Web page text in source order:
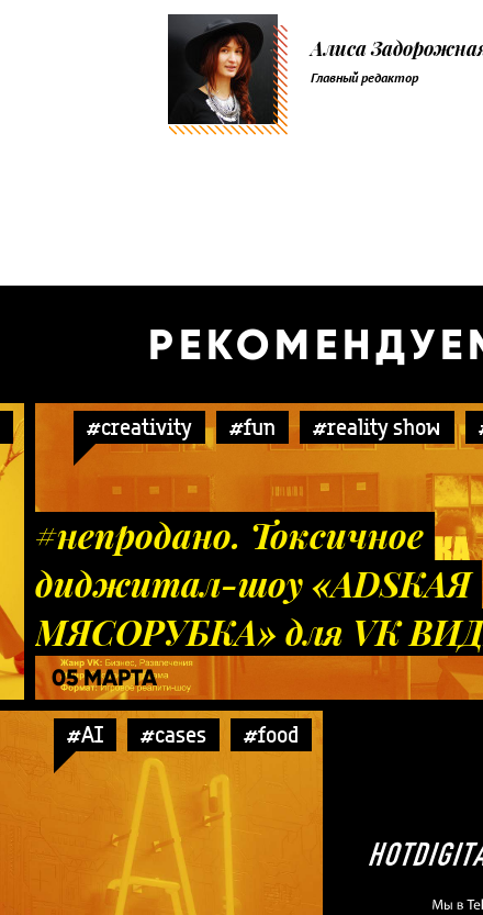
Алиса
Главный редактор
#creativity #fun #reality show
#непродано. Токсичное
диджитал-шоу «ADSКАЯ
МЯСОРУБКА» для VK
05 МАРТА
#AI #cases #food